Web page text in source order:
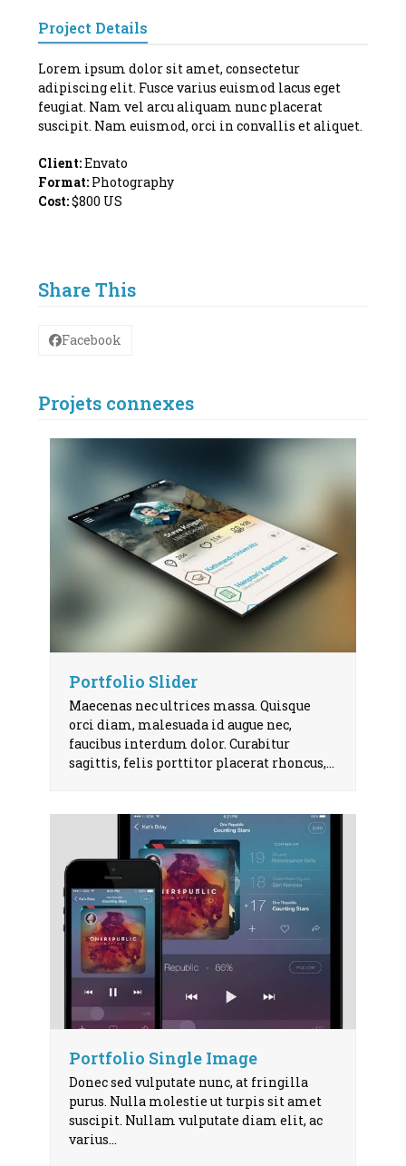
Project Details
Lorem ipsum dolor sit amet, consectetur
adipiscing elit. Fusce varius euismod lacus eget
feugiat. Nam vel arcu aliquam nunc placerat
suscipit. Nam euismod, orci in convallis et aliquet.
Client:Envato
Format: Photography
Cost:$800 US
Share This
Facebook
Projets connexes
Portfolio Slider
Maecenas nec ultrices massa. Quisque
orci diam, malesuada id augue nec,
faucibus interdum dolor. Curabitur
sagittis, felis porttitor placerat rhoncus,…
Portfolio Single Image
Donec sed vulputate nunc, at fringilla
purus. Nulla molestie ut turpis sit amet
suscipit. Nullam vulputate diam elit, ac
varius…